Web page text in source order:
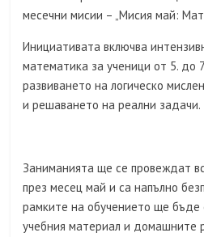
месечни мисии – „Мисия май:
Инициативата включва
математика за ученици от 5. до
развиването на логическо
и решаването на реални задачи.
Заниманията ще се провеждат
през месец май и са напълно
рамките на обучението ще бъде
учебния материал и домашните